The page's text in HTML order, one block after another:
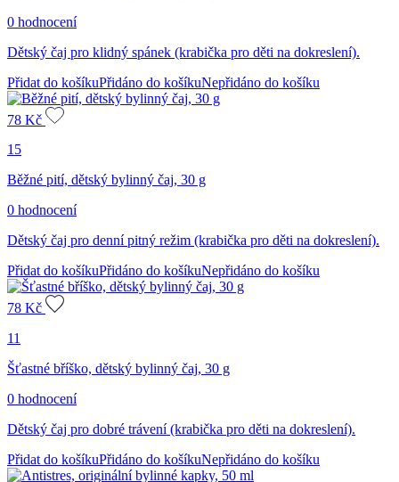
0 hodnocení
Dětský čaj pro klidný spánek (krabička pro děti na dokreslení).
Přidat do košíkuPřidáno do košíkuNepřidáno do košíku
78 Kč
15
Běžné pití, dětský bylinný čaj, 30 g
0 hodnocení
Dětský čaj pro denní pitný režim (krabička pro děti na dokreslení).
Přidat do košíkuPřidáno do košíkuNepřidáno do košíku
78 Kč
11
Šťastné bříško, dětský bylinný čaj, 30 g
0 hodnocení
Dětský čaj pro dobré trávení (krabička pro děti na dokreslení).
Přidat do košíkuPřidáno do košíkuNepřidáno do košíku